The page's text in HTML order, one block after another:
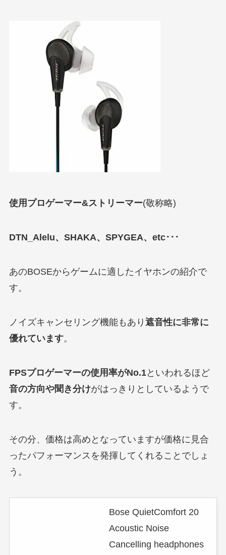
使用プロゲーマー&ストリーマー(敬称略)
DTN_Alelu、SHAKA、SPYGEA、etc･･･
あのBOSEからゲームに適したイヤホンの紹介で
す。
ノイズキャンセリング機能もあり 遮音性に非常に
優れています。
FPSプロゲーマーの使用率がNo.1といわれるほど
音の方向や聞き分けがはっきりとしているようで
す。
その分、価格は高めとなっていますが価格に見合
ったパフォーマンスを発揮してくれることでしょ
う。
Bose QuietComfort 20
Acoustic Noise
Cancelling headphones